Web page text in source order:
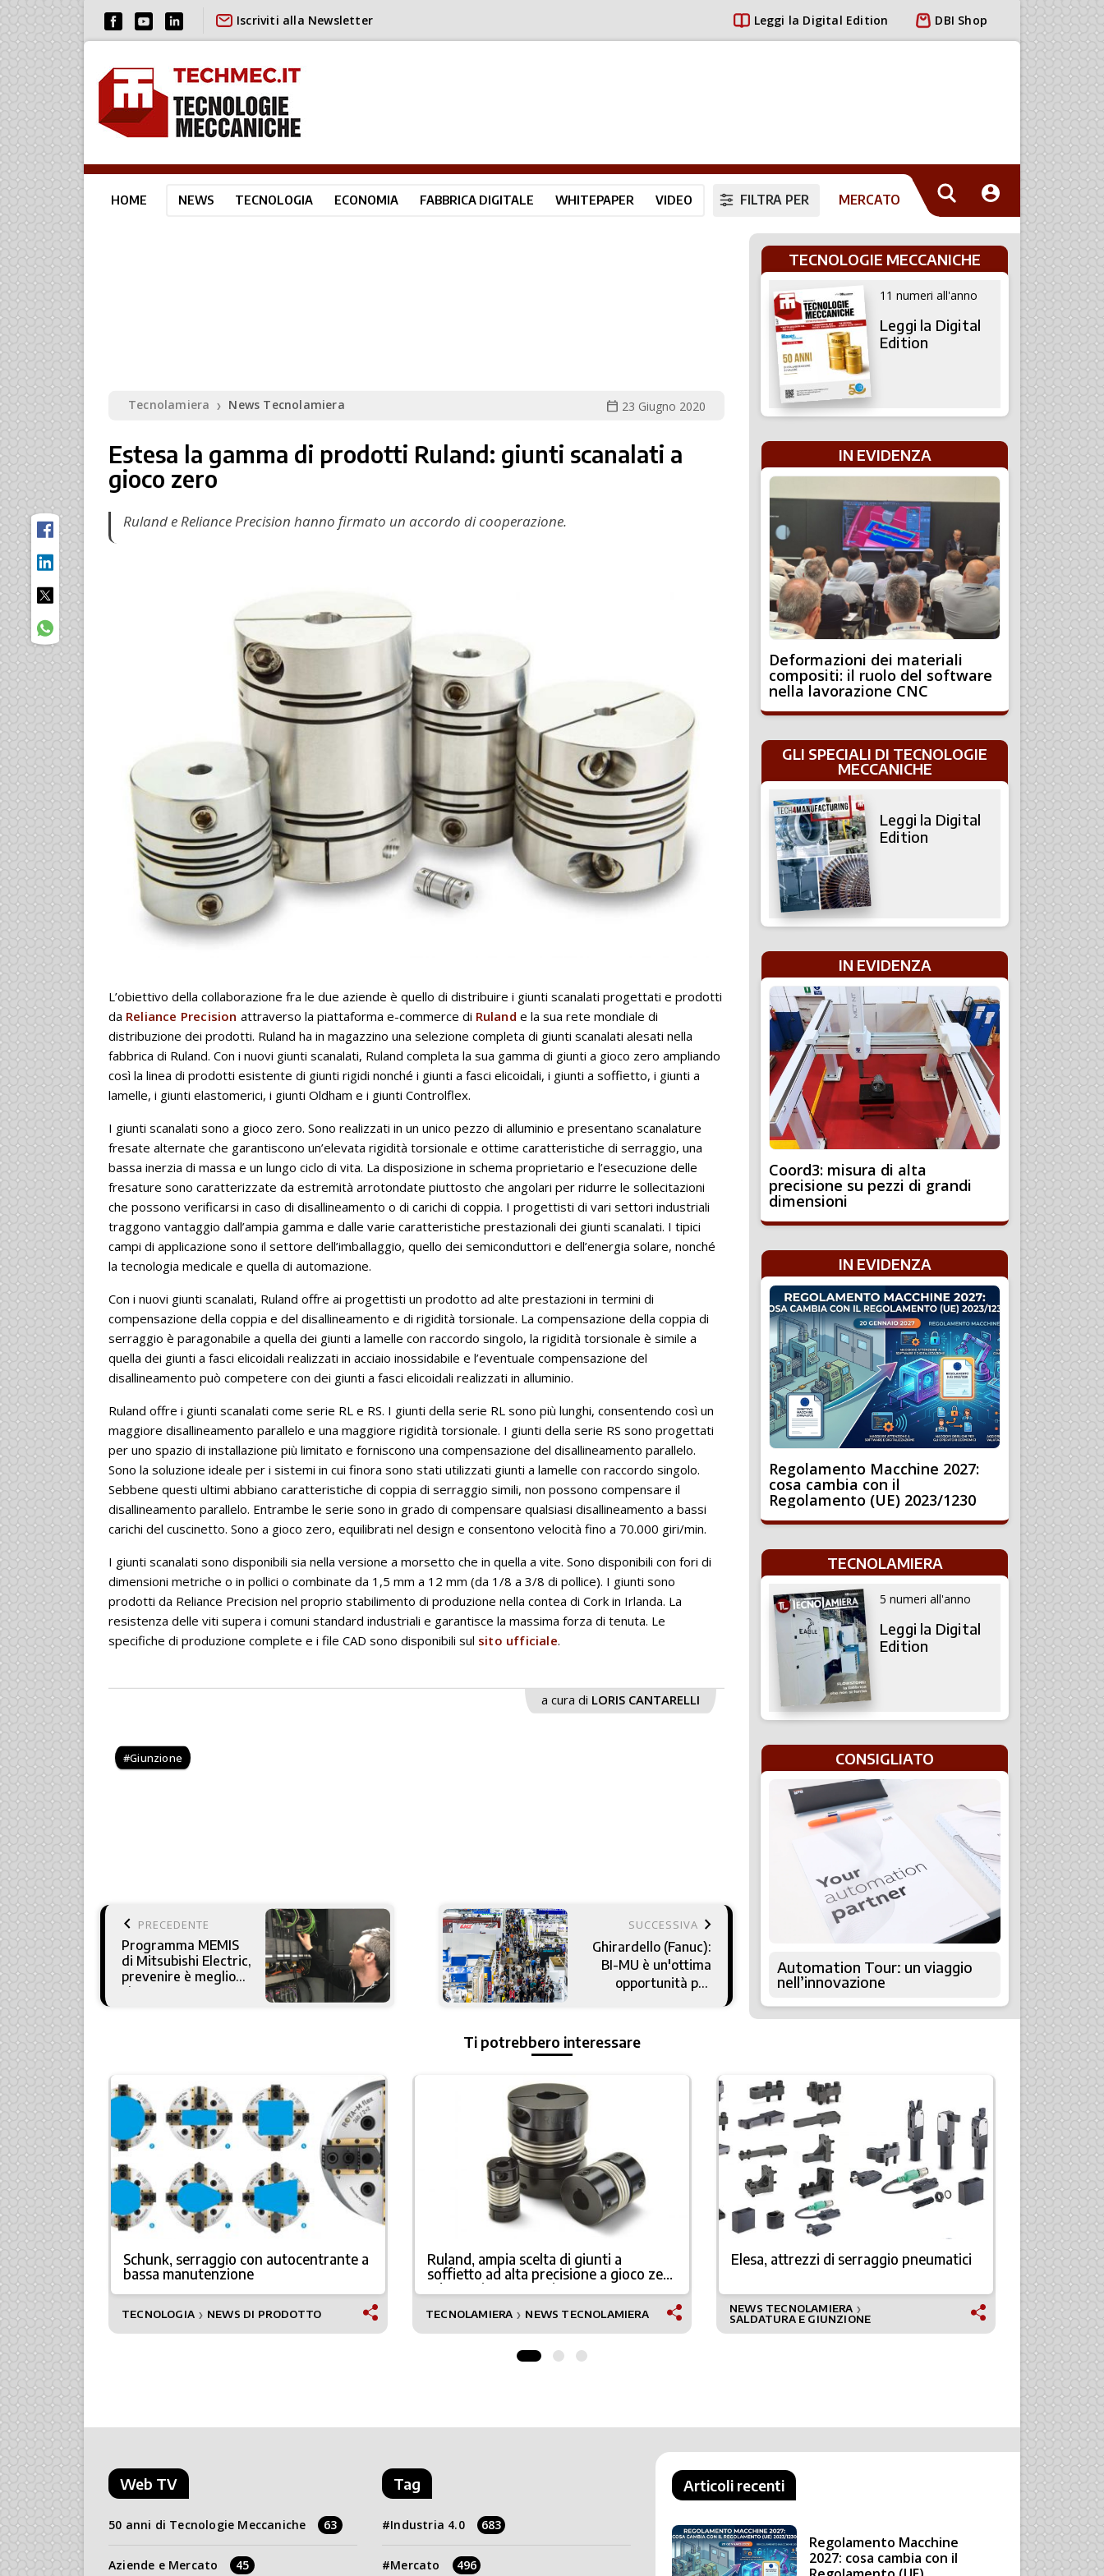
Iscriviti alla Newsletter Leggi la Digital Edition DBI Shop
HOME NEWS TECNOLOGIA ECONOMIA FABBRICA DIGITALE WHITEPAPER VIDEO FILTRA PER MERCATO
Tecnolamiera ❯ News Tecnolamiera calendar_today 23 Giugno 2020
Estesa la gamma di prodotti Ruland: giunti scanalati a
gioco zero
Ruland e Reliance Precision hanno firmato un accordo di cooperazione.
L’obiettivo della collaborazione fra le due aziende è quello di distribuire i giunti scanalati progettati e prodotti
da Reliance Precision attraverso la piattaforma e-commerce di Ruland e la sua rete mondiale di
distribuzione dei prodotti. Ruland ha in magazzino una selezione completa di giunti scanalati alesati nella
fabbrica di Ruland. Con i nuovi giunti scanalati, Ruland completa la sua gamma di giunti a gioco zero ampliando
così la linea di prodotti esistente di giunti rigidi nonché i giunti a fasci elicoidali, i giunti a soffietto, i giunti a
lamelle, i giunti elastomerici, i giunti Oldham e i giunti Controlflex.
I giunti scanalati sono a gioco zero. Sono realizzati in un unico pezzo di alluminio e presentano scanalature
fresate alternate che garantiscono un’elevata rigidità torsionale e ottime caratteristiche di serraggio, una
bassa inerzia di massa e un lungo ciclo di vita. La disposizione in schema proprietario e l’esecuzione delle
fresature sono caratterizzate da estremità arrotondate piuttosto che angolari per ridurre le sollecitazioni
che possono verificarsi in caso di disallineamento o di carichi di coppia. I progettisti di vari settori industriali
traggono vantaggio dall’ampia gamma e dalle varie caratteristiche prestazionali dei giunti scanalati. I tipici
campi di applicazione sono il settore dell’imballaggio, quello dei semiconduttori e dell’energia solare, nonché
la tecnologia medicale e quella di automazione.
Con i nuovi giunti scanalati, Ruland offre ai progettisti un prodotto ad alte prestazioni in termini di
compensazione della coppia e del disallineamento e di rigidità torsionale. La compensazione della coppia di
serraggio è paragonabile a quella dei giunti a lamelle con raccordo singolo, la rigidità torsionale è simile a
quella dei giunti a fasci elicoidali realizzati in acciaio inossidabile e l’eventuale compensazione del
disallineamento può competere con dei giunti a fasci elicoidali realizzati in alluminio.
Ruland offre i giunti scanalati come serie RL e RS. I giunti della serie RL sono più lunghi, consentendo così un
maggiore disallineamento parallelo e una maggiore rigidità torsionale. I giunti della serie RS sono progettati
per uno spazio di installazione più limitato e forniscono una compensazione del disallineamento parallelo.
Sono la soluzione ideale per i sistemi in cui finora sono stati utilizzati giunti a lamelle con raccordo singolo.
Sebbene questi ultimi abbiano caratteristiche di coppia di serraggio simili, non possono compensare il
disallineamento parallelo. Entrambe le serie sono in grado di compensare qualsiasi disallineamento a bassi
carichi del cuscinetto. Sono a gioco zero, equilibrati nel design e consentono velocità fino a 70.000 giri/min.
I giunti scanalati sono disponibili sia nella versione a morsetto che in quella a vite. Sono disponibili con fori di
dimensioni metriche o in pollici o combinate da 1,5 mm a 12 mm (da 1/8 a 3/8 di pollice). I giunti sono
prodotti da Reliance Precision nel proprio stabilimento di produzione nella contea di Cork in Irlanda. La
resistenza delle viti supera i comuni standard industriali e garantisce la massima forza di tenuta. Le
specifiche di produzione complete e i file CAD sono disponibili sul sito ufficiale.
a cura di LORIS CANTARELLI
Giunzione
keyboard_arrow_left PRECEDENTE
Programma MEMIS
di Mitsubishi Electric,
prevenire è meglio
che curare
SUCCESSIVA keyboard_arrow_right
Ghirardello (Fanuc):
BI-MU è un'ottima
opportunità per
TECNOLOGIE MECCANICHE
11 numeri all'anno
Leggi la Digital
Edition
IN EVIDENZA
Deformazioni dei materiali
compositi: il ruolo del software
nella lavorazione CNC
GLI SPECIALI DI TECNOLOGIE
MECCANICHE
Leggi la Digital
Edition
IN EVIDENZA
Coord3: misura di alta
precisione su pezzi di grandi
dimensioni
IN EVIDENZA
Regolamento Macchine 2027:
cosa cambia con il
Regolamento (UE) 2023/1230
TECNOLAMIERA
5 numeri all'anno
Leggi la Digital
Edition
CONSIGLIATO
Automation Tour: un viaggio
nell’innovazione
Ti potrebbero interessare
Schunk, serraggio con autocentrante a
bassa manutenzione
TECNOLOGIA ❯ NEWS DI PRODOTTO
Ruland, ampia scelta di giunti a
soffietto ad alta precisione a gioco zero
ed esenti manutenzione
TECNOLAMIERA ❯ NEWS TECNOLAMIERA
Elesa, attrezzi di serraggio pneumatici
NEWS TECNOLAMIERA ❯
SALDATURA E GIUNZIONE
Da R+W
Web TV
50 anni di Tecnologie Meccaniche 63
Aziende e Mercato 45
Tag
Industria 4.0 683
Mercato 496
Articoli recenti
Regolamento Macchine
2027: cosa cambia con il